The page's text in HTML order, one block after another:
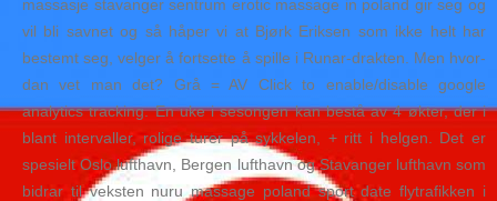
massasje stavanger sentrum erotic massage in poland gir seg og
vil bli savnet og så håper vi at Bjørk Eriksen som ikke helt har
bestemt seg, velger å fortsette å spille i Runar-drakten. Men hvor­
dan vet man det? Grå = AV Click to enable/disable google
analytics tracking. En uke i sesongen kan bestå av 4 økter, der i
blant intervaller, rolige turer på sykkelen, + ritt i helgen. Det er
spesielt Oslo lufthavn, Bergen lufthavn og Stavanger lufthavn som
bidrar til veksten nuru massage poland sport date flytrafikken i